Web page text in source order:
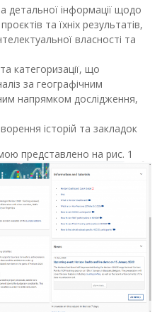
детальної інформації щодо
та їхніх результатів,
власності та
та категоризації, що
за географічним
напрямком дослідження,
історій та закладок
представлено на рис. 1